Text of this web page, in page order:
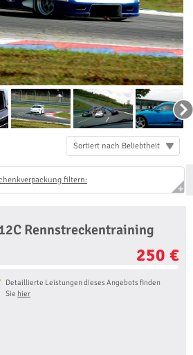
Sortiert nach Beliebtheit
filtern:
Rennstreckentraining
250 €
Detaillierte Leistungen dieses Angebots finden
Sie hier